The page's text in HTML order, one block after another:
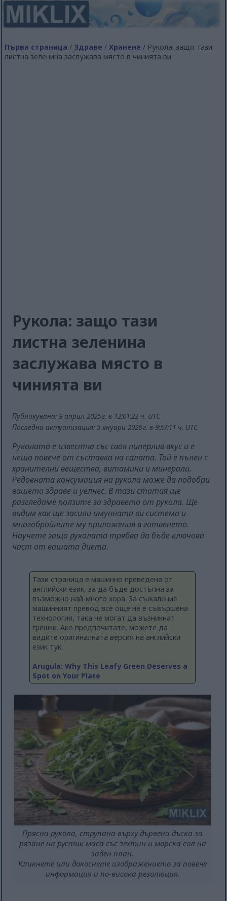
Първа страница / Здраве / Хранене / Рукола: защо тази
листна зеленина заслужава място в чинията ви
Рукола: защо тази
листна зеленина
заслужава място в
чинията ви
Публикувано: 9 април 2025 г. в 12:01:22 ч. UTC
Последна актуализация: 5 януари 2026 г. в 9:57:11 ч. UTC
Руколата е известна със своя пиперлив вкус и е
нещо повече от съставка на салата. Той е пълен с
хранителни вещества, витамини и минерали.
Редовната консумация на рукола може да подобри
вашето здраве и уелнес. В тази статия ще
разгледаме ползите за здравето от рукола. Ще
видим как ще засили имунната ви система и
многобройните му приложения в готвенето.
Научете защо руколата трябва да бъде ключова
част от вашата диета.
Тази страница е машинно преведена от
английски език, за да бъде достъпна за
възможно най-много хора. За съжаление
машинният превод все още не е съвършена
технология, така че могат да възникнат
грешки. Ако предпочитате, можете да
видите оригиналната версия на английски
език тук:
Arugula: Why This Leafy Green Deserves a
Spot on Your Plate
Прясна рукола, струпана върху дървена дъска за
рязане на рустик маса със зехтин и морска сол на
заден план.
Кликнете или докоснете изображението за повече
информация и по-висока резолюция.